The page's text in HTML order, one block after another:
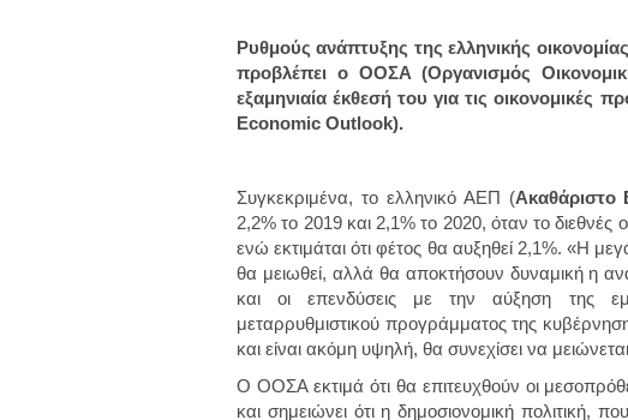
Ρυθμούς ανάπτυξης της ελληνικής
προβλέπει ο ΟΟΣΑ (Οργανισμός
εξαμηνιαία έκθεσή του για τις
Economic Outlook).
Συγκεκριμένα, το ελληνικό ΑΕΠ (Ακαθάριστο
2,2% το 2019 και 2,1% το 2020, όταν το διεθνές
ενώ εκτιμάται ότι φέτος θα αυξηθεί 2,1%. «Η
θα μειωθεί, αλλά θα αποκτήσουν δυναμική η
και οι επενδύσεις με την αύξηση της
μεταρρυθμιστικού προγράμματος της
και είναι ακόμη υψηλή, θα συνεχίσει να
Ο ΟΟΣΑ εκτιμά ότι θα επιτευχθούν οι
και σημειώνει ότι η δημοσιονομική πολιτική,